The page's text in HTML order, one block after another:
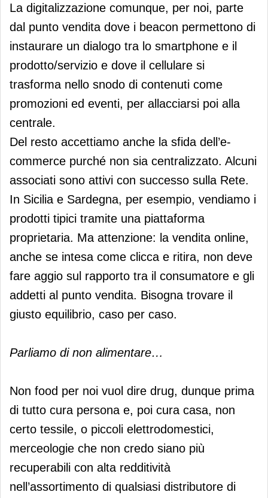
La digitalizzazione comunque, per noi, parte
dal punto vendita dove i beacon permettono di
instaurare un dialogo tra lo smartphone e il
prodotto/servizio e dove il cellulare si
trasforma nello snodo di contenuti come
promozioni ed eventi, per allacciarsi poi alla
centrale.
Del resto accettiamo anche la sfida dell’e-
commerce purché non sia centralizzato. Alcuni
associati sono attivi con successo sulla Rete.
In Sicilia e Sardegna, per esempio, vendiamo i
prodotti tipici tramite una piattaforma
proprietaria. Ma attenzione: la vendita online,
anche se intesa come clicca e ritira, non deve
fare aggio sul rapporto tra il consumatore e gli
addetti al punto vendita. Bisogna trovare il
giusto equilibrio, caso per caso.
Parliamo di non alimentare…
Non food per noi vuol dire drug, dunque prima
di tutto cura persona e, poi cura casa, non
certo tessile, o piccoli elettrodomestici,
merceologie che non credo siano più
recuperabili con alta redditività
nell’assortimento di qualsiasi distributore di